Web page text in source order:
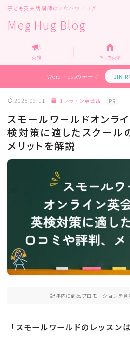
Meg Hug Blog
子ども英会話講師のノウハウブログ
MENU
Home
運営者情報
お問い合わせ
教育・メディア関係の企業様へ
プライバシーポリシー
カテゴリー
オンライン英会話
オンライン家庭教師
おうち英語
ロードマップ
幼児（ 4〜6歳 ）
英検対策
英検 おうち英語
Word Pressのテーマ JIN:R
2025.09.11 オンライン英会話 PR
スモールワールドオンラ
検対策に適したスクール
メリットを解説
記事内に商品プロモーションを含
「スモールワールドのレッスン